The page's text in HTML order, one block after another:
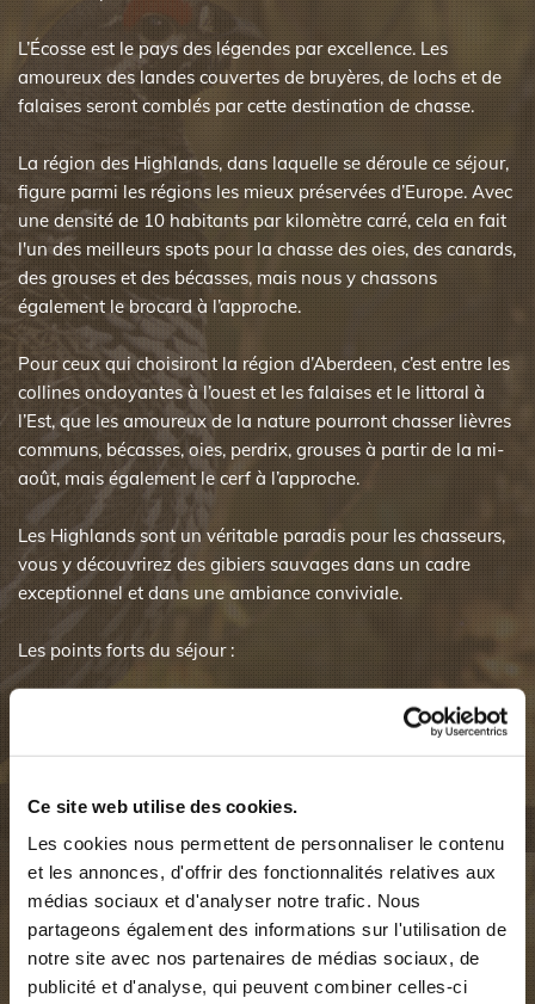
Ce site web utilise des cookies.
Les cookies nous permettent de personnaliser le contenu
et les annonces, d'offrir des fonctionnalités relatives aux
médias sociaux et d'analyser notre trafic. Nous
partageons également des informations sur l'utilisation de
notre site avec nos partenaires de médias sociaux, de
publicité et d'analyse, qui peuvent combiner celles-ci
L’Écosse est le pays des légendes par excellence. Les
amoureux des landes couvertes de bruyères, de lochs et de
falaises seront comblés par cette destination de chasse.
La région des Highlands, dans laquelle se déroule ce séjour,
figure parmi les régions les mieux préservées d’Europe. Avec
une densité de 10 habitants par kilomètre carré, cela en fait
l'un des meilleurs spots pour la chasse des oies, des canards,
des grouses et des bécasses, mais nous y chassons
également le brocard à l’approche.
Pour ceux qui choisiront la région d’Aberdeen, c’est entre les
collines ondoyantes à l’ouest et les falaises et le littoral à
l’Est, que les amoureux de la nature pourront chasser lièvres
communs, bécasses, oies, perdrix, grouses à partir de la mi-
août, mais également le cerf à l’approche.
Les Highlands sont un véritable paradis pour les chasseurs,
vous y découvrirez des gibiers sauvages dans un cadre
exceptionnel et dans une ambiance conviviale.
Les points forts du séjour :
dans le centre de l’Écosse.
Forte densité de gibier et diversité.
Ambiance conviviale garantie.
Vous pourrez venir seul, ou en groupe, les accompagnants
sont toujours les bienvenus, ils peuvent ainsi, soit
accompagner les chasseurs, soit se balader et visiter ce petit